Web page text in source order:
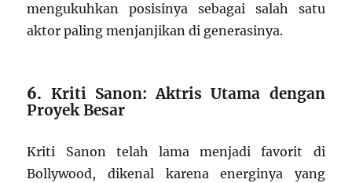
mengukuhkan posisinya sebagai salah satu
aktor paling menjanjikan di generasinya.
6. Kriti Sanon: Aktris Utama dengan
Proyek Besar
Kriti Sanon telah lama menjadi favorit di
Bollywood, dikenal karena energinya yang